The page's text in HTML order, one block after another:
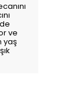
ve
yaş